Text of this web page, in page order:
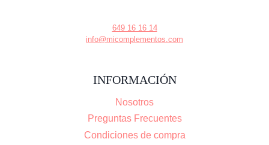
649 16 16 14
info@micomplementos.com
INFORMACIÓN
Nosotros
Preguntas Frecuentes
Condiciones de compra